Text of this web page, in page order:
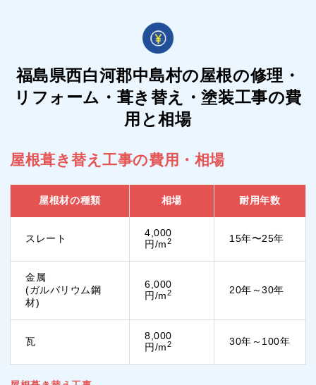
福島県西白河郡中島村の屋根の修理・
リフォーム・葺き替え・塗装工事の費
用と相場
屋根葺き替え工事の費用・相場
屋根材の種類 相場 耐用年数
スレート
4,000
円/m2 15年〜25年
金属
(ガルバリウム鋼
材)
6,000
円/m2 20年～30年
瓦
8,000
円/m2 30年～100年